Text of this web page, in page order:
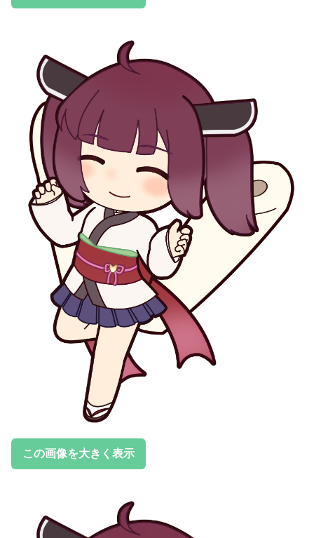
この画像を大きく表示